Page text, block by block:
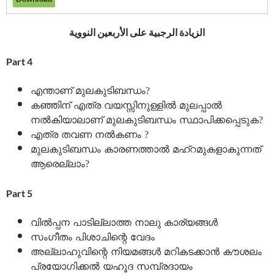
الزيادة الرجبية على الأربعين النووية
Part 4
എന്താണ് മുലകുടിബന്ധം?
കഞ്ഞിന് എത്ര വയസ്സിനുള്ളിൽ മുലപ്പാൽ
നൽകിയാലാണ് മുലകുടിബന്ധം സ്ഥാപിക്കപ്പെടുക?
എത്ര തവണ നൽകണം ?
മുലകുടിബന്ധം കാരണത്താൽ മഹ്റമുകളാകുന്നത്
ആരെല്ലാം?
Part 5
വിൽപ്പന പാടില്ലാത്ത നാലു കാര്യങ്ങൾ
സംഗീതം പിശാചിന്റെ വേദം
അല്ലാഹുവിന്റെ നിയമങ്ങൾ മറികടക്കാൻ കൗശലം
പ്രയോഗിക്കൽ യഹൂദ സമ്പ്രദായം